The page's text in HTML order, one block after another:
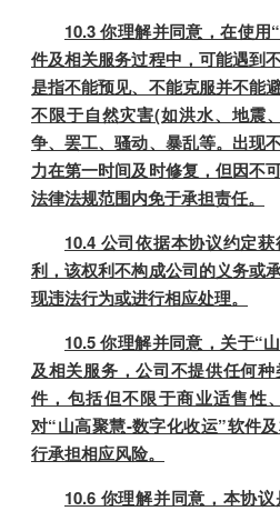
10.3 你理解并同意，在使
件及相关服务过程中，可能遇到
是指不能预见、不能克服并不能
不限于自然灾害(如洪水、地震
争、罢工、骚动、暴乱等。出现
力在第一时间及时修复，但因不
法律法规范围内免于承担责任。
10.4 公司依据本协议约定
利，该权利不构成公司的义务或
现违法行为或进行相应处理。
10.5 你理解并同意，关于“
及相关服务，公司不提供任何
件，包括但不限于商业适售性
对“山高聚慧-数字化收运”软件
行承担相应风险。
10.6 你理解并同意，本协